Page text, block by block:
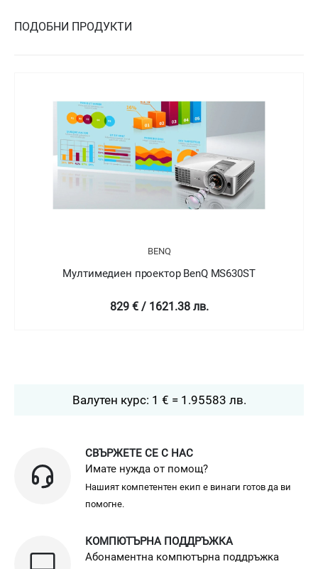
ПОДОБНИ ПРОДУКТИ
Мултимедиен проектор BenQ MS536
452.4 € / 884.82 лв.
Валутен курс: 1 € = 1.95583 лв.
СВЪРЖЕТЕ СЕ С НАС
Имате нужда от помощ?
Нашият компетентен екип е винаги готов да ви
помогне.
КОМПЮТЪРНА ПОДДРЪЖКА
Абонаментна компютърна поддръжка